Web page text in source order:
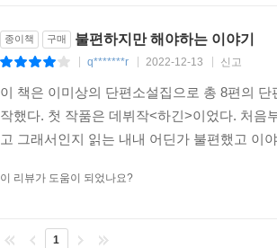
종이책 구매 불편하지만 해야하는 이야기
q*******r 2022-12-13 신고
이 책은 이미상의 단편소설집으로 총 8편의
작했다. 첫 작품은 데뷔작<하긴>이었다. 처음
고 그래서인지 읽는 내내 어딘가 불편했고 이
이 리뷰가 도움이 되었나요?
1